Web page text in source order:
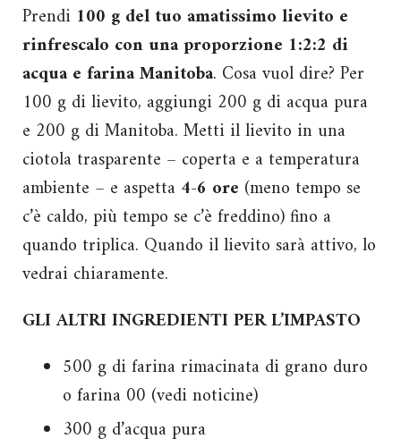
Prendi 100 g del tuo amatissimo lievito e
rinfrescalo con una proporzione 1:2:2 di
acqua e farina Manitoba. Cosa vuol dire? Per
100 g di lievito, aggiungi 200 g di acqua pura
e 200 g di Manitoba. Metti il lievito in una
ciotola trasparente – coperta e a temperatura
ambiente – e aspetta 4-6 ore (meno tempo se
c’è caldo, più tempo se c’è freddino) fino a
quando triplica. Quando il lievito sarà attivo, lo
vedrai chiaramente.
GLI ALTRI INGREDIENTI PER L’IMPASTO
500 g di farina rimacinata di grano duro
o farina 00 (vedi noticine)
300 g d’acqua pura